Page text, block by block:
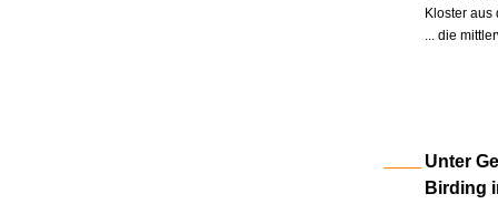
Kloster
... die
Unter
Birding